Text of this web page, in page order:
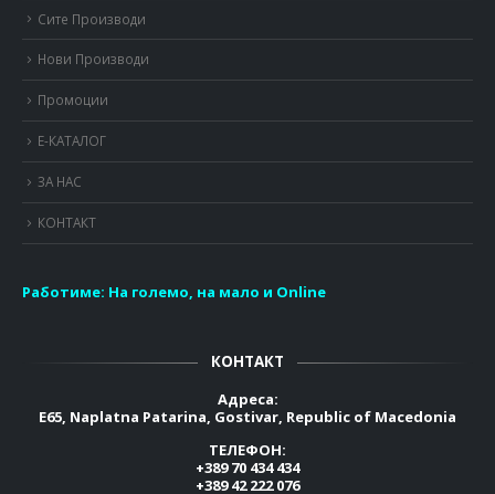
Сите Производи
Нови Производи
Промоции
Е-КАТАЛОГ
ЗА НАС
КОНТАКТ
Работиме: На големо, на мало и Online
КОНТАКТ
Адреса:
E65, Naplatna Patarina, Gostivar, Republic of Macedonia
ТЕЛЕФОН:
+389 70 434 434
+389 42 222 076